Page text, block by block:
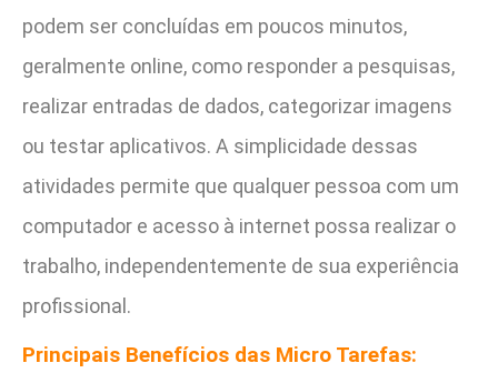
podem ser concluídas em poucos minutos,
geralmente online, como responder a pesquisas,
realizar entradas de dados, categorizar imagens
ou testar aplicativos. A simplicidade dessas
atividades permite que qualquer pessoa com um
computador e acesso à internet possa realizar o
trabalho, independentemente de sua experiência
profissional.
Principais Benefícios das Micro Tarefas: